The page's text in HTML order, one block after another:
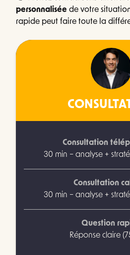
personnalisée de votre
rapide peut faire toute la
Consultation
30 min – analyse +
Consultation
30 min – analyse +
Question
Réponse claire